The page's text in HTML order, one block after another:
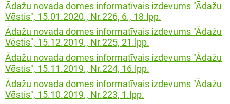
Ādažu novada domes informatīvais izdevums "Ādažu
Vēstis", 15.01.2020., Nr.226, 6., 18.lpp.
Ādažu novada domes informatīvais izdevums "Ādažu
Vēstis", 15.12.2019., Nr.225, 21.lpp.
Ādažu novada domes informatīvais izdevums "Ādažu
Vēstis", 15.11.2019., Nr.224, 16.lpp.
Ādažu novada domes informatīvais izdevums "Ādažu
Vēstis", 15.10.2019., Nr.223, 1.lpp.